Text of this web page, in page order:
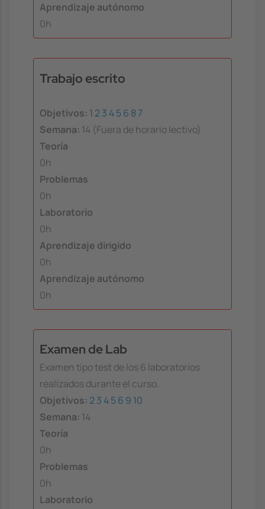
Aprendizaje autónomo
0h
Trabajo escrito
Objetivos: 1 23 456 8 7
Semana: 14 (Fuera de horario lectivo)
Teoría
0h
Problemas
0h
Laboratorio
0h
Aprendizaje dirigido
0h
Aprendizaje autónomo
0h
Examen de Lab
Examen tipo test de los 6 laboratorios
realizados durante el curso.
Objetivos: 23 456 9 10
Semana: 14
Teoría
0h
Problemas
0h
Laboratorio